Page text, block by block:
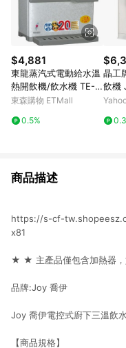
$4,881
東龍蒸汽式電動給水溫
熱開飲機/飲水機 TE-1
61AS
東森購物 ETMall
0.5%
晶工
飲機
商品描述
https://s-cf-
x81
★ ★ 主產品僅包含加熱器
品牌:Joy 喬伊
Joy 喬伊電控式廚下三溫飲
【商品規格】